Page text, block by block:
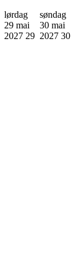
lørdag
29 mai
2027 29
søndag
30 mai
2027 30